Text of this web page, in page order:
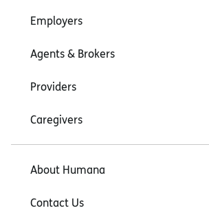
Employers
Agents & Brokers
Providers
Caregivers
About Humana
Contact Us